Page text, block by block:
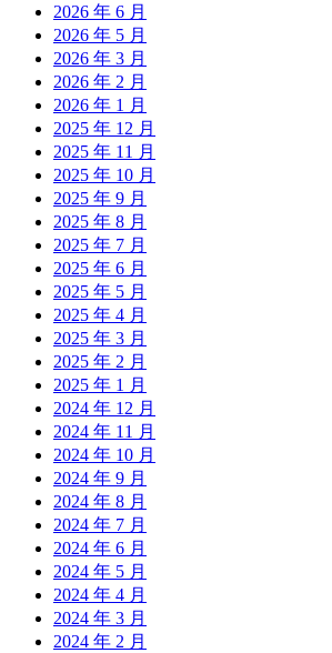
2026 年 6 月
2026 年 5 月
2026 年 3 月
2026 年 2 月
2026 年 1 月
2025 年 12 月
2025 年 11 月
2025 年 10 月
2025 年 9 月
2025 年 8 月
2025 年 7 月
2025 年 6 月
2025 年 5 月
2025 年 4 月
2025 年 3 月
2025 年 2 月
2025 年 1 月
2024 年 12 月
2024 年 11 月
2024 年 10 月
2024 年 9 月
2024 年 8 月
2024 年 7 月
2024 年 6 月
2024 年 5 月
2024 年 4 月
2024 年 3 月
2024 年 2 月